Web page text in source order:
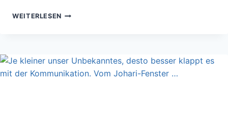
WEITERLESEN NEW
AUCH
IN